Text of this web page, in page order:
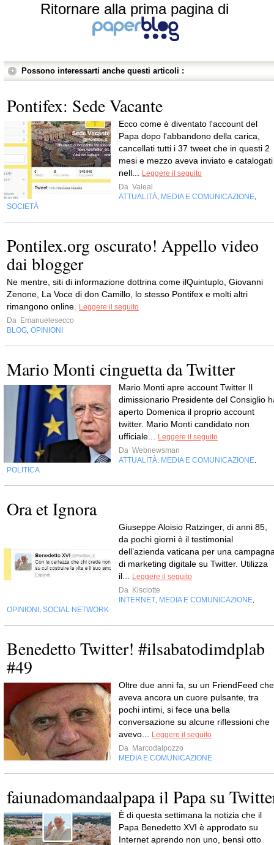
Ritornare alla prima pagina di
Possono interessarti anche questi articoli :
Pontifex: Sede Vacante
Ecco come è diventato l'account del
Papa dopo l'abbandono della carica,
cancellati tutti i 37 tweet che in questi 2
mesi e mezzo aveva inviato e catalogati
nell...
Leggere il seguito
Da Valeal
ATTUALITÀ MEDIA E COMUNICAZIONE
SOCIETÀ
Pontilex.org oscurato! Appello video
dai blogger
Ne mentre, siti di informazione dottrina come ilQuintuplo, Giovanni
Zenone, La Voce di don Camillo, lo stesso Pontifex e molti altri
rimangono online.
Leggere il seguito
Da Emanuelesecco
BLOG OPINIONI
Mario Monti cinguetta da Twitter
Mario Monti apre account Twitter Il
dimissionario Presidente del Consiglio
aperto Domenica il proprio account
twitter. Mario Monti candidato non
ufficiale...
Leggere il seguito
Da Webnewsman
ATTUALITÀ MEDIA E COMUNICAZIONE
POLITICA
Ora et Ignora
Giuseppe Aloisio Ratzinger, di anni 85,
da pochi giorni è il testimonial
dell’azienda vaticana per una
di marketing digitale su Twitter. Utilizza
il...
Leggere il seguito
Da Kisciotte
INTERNET MEDIA E COMUNICAZIONE
OPINIONI SOCIAL NETWORK
Benedetto Twitter! #ilsabatodimdplab
#49
Oltre due anni fa, su un FriendFeed che
aveva ancora un cuore pulsante, tra
pochi intimi, si fece una bella
conversazione su alcune riflessioni che
avevo...
Leggere il seguito
Da Marcodalpozzo
MEDIA E COMUNICAZIONE
faiunadomandaalpapa il Papa su
È di questa settimana la notizia che il
Papa Benedetto XVI è approdato su
Internet aprendo non uno, bensì otto